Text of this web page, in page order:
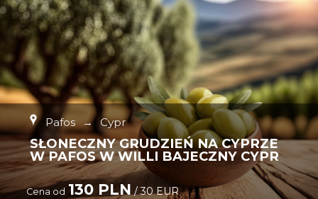
Pafos → Cypr
SŁONECZNY GRUDZIEŃ NA CYPRZE
W PAFOS W WILLI BAJECZNY CYPR
Cena od 130 PLN/ 30 EUR